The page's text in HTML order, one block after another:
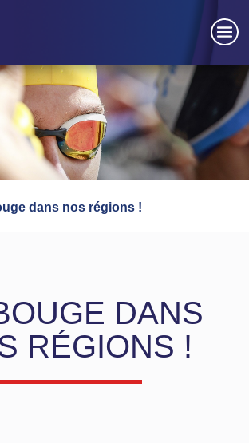
dans nos régions !
DANS
RÉGIONS !
des cookies